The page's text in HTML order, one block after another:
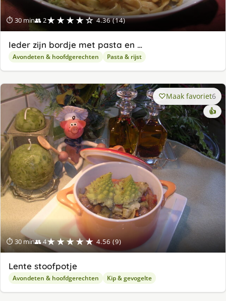
⏱ 30 min👥 2★★★★☆ 4.36 (14)
Ieder zijn bordje met pasta en …
Avondeten & hoofdgerechten Pasta & rijst
⏱ 30 min👥 4★★★★★ 4.56 (9)
Maak favoriet6
👍
Lente stoofpotje
Avondeten & hoofdgerechten Kip & gevogelte